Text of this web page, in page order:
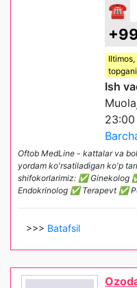
☎
Iltimos,
Ish
23:00
Oftob MedLine - kattalar va
yordam ko'rsatiladigan ko'p
shifokorlarimiz: ✅ Ginekolog
Endokrinolog ✅ Terapevt ✅
>>> Batafsil